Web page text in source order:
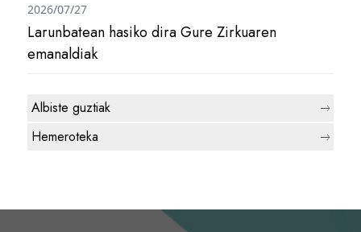
Larunbatean hasiko dira Gure Zirkuaren
emanaldiak
2026/07/27
Albiste guztiak
Hemeroteka